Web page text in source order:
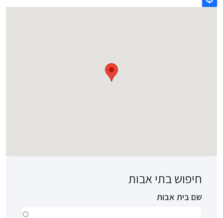
חיפוש בתי אבות
שם בית אבות